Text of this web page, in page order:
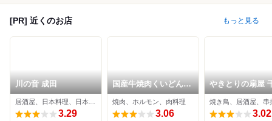
[PR] 近くのお店 もっと見る
川の音 成田
3.29
国産牛焼肉くいどん
イオンタウンユーカリ
が丘店
焼肉、ホルモン、肉料理
3.06
やきとりの扇屋
小深町店
焼き鳥、居酒屋、串
3.02